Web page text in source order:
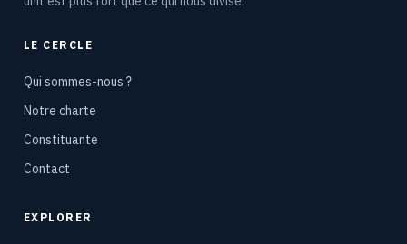
LE CERCLE
Qui sommes-nous ?
Notre charte
Constituante
Contact
EXPLORER